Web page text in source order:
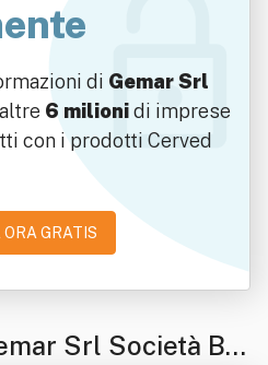
di Gemar Srl
6 milionidi imprese
con i prodotti Cerved
ORA GRATIS
Srl Società Be